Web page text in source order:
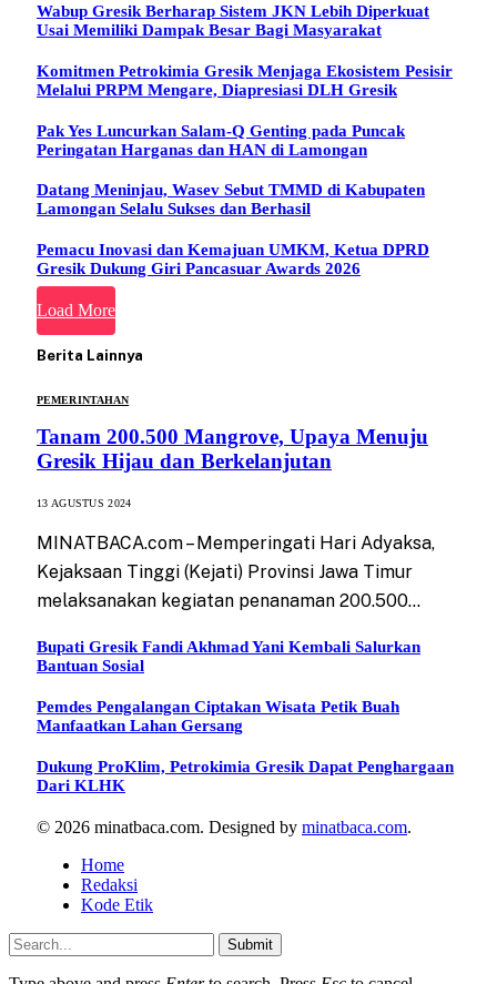
Wabup Gresik Berharap Sistem JKN Lebih Diperkuat
Usai Memiliki Dampak Besar Bagi Masyarakat
Komitmen Petrokimia Gresik Menjaga Ekosistem Pesisir
Melalui PRPM Mengare, Diapresiasi DLH Gresik
Pak Yes Luncurkan Salam-Q Genting pada Puncak
Peringatan Harganas dan HAN di Lamongan
Datang Meninjau, Wasev Sebut TMMD di Kabupaten
Lamongan Selalu Sukses dan Berhasil
Pemacu Inovasi dan Kemajuan UMKM, Ketua DPRD
Gresik Dukung Giri Pancasuar Awards 2026
Load More
Berita Lainnya
PEMERINTAHAN
Tanam 200.500 Mangrove, Upaya Menuju
Gresik Hijau dan Berkelanjutan
13 AGUSTUS 2024
MINATBACA.com – Memperingati Hari Adyaksa,
Kejaksaan Tinggi (Kejati) Provinsi Jawa Timur
melaksanakan kegiatan penanaman 200.500…
Bupati Gresik Fandi Akhmad Yani Kembali Salurkan
Bantuan Sosial
Pemdes Pengalangan Ciptakan Wisata Petik Buah
Manfaatkan Lahan Gersang
Dukung ProKlim, Petrokimia Gresik Dapat Penghargaan
Dari KLHK
© 2026 minatbaca.com. Designed by minatbaca.com.
Home
Redaksi
Kode Etik
Submit